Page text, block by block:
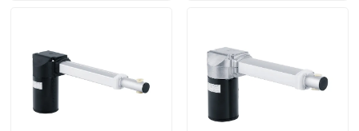
Peça umas citações